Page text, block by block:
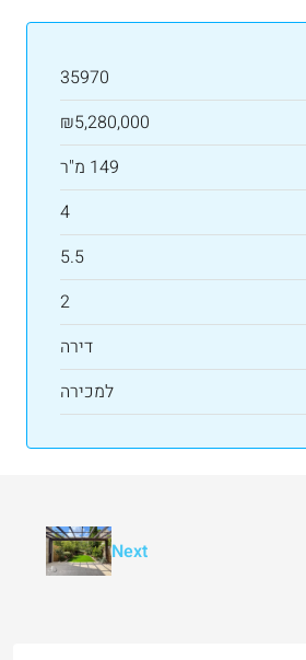
35970
₪5,280,000
149 מ"ר
4
5.5
2
דירה
למכירה
Next